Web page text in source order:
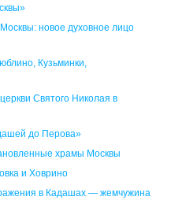
новое духовное лицо
Кузьминки,
Святого Николая в
до Перова»
храмы Москвы
и Ховрино
в Кадашах — жемчужина